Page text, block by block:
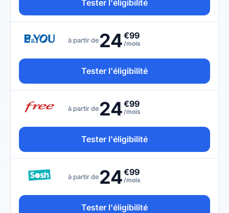
Tester l'éligibilité
à partir de 24€99
/mois
Tester l'éligibilité
à partir de 24€99
/mois
Tester l'éligibilité
à partir de 24€99
/mois
Tester l'éligibilité